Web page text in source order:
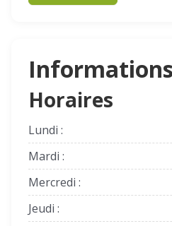
Horaires
Lundi :
Mardi :
Mercredi :
Jeudi :